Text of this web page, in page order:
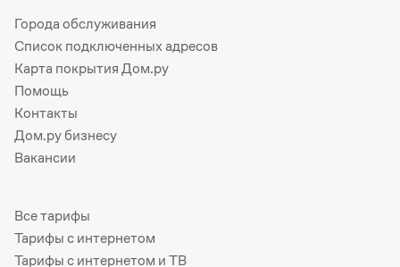
Города обслуживания
Список подключенных адресов
Карта покрытия Дом.ру
Помощь
Контакты
Дом.ру бизнесу
Вакансии
Все тарифы
Тарифы с интернетом
Тарифы с интернетом и ТВ